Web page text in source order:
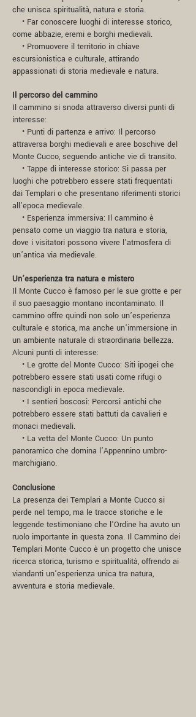
che unisca spiritualità, natura e storia.
• Far conoscere luoghi di interesse storico,
come abbazie, eremi e borghi medievali.
• Promuovere il territorio in chiave
escursionistica e culturale, attirando
appassionati di storia medievale e natura.
Il percorso del cammino
Il cammino si snoda attraverso diversi punti di
interesse:
• Punti di partenza e arrivo: Il percorso
attraversa borghi medievali e aree boschive del
Monte Cucco, seguendo antiche vie di transito.
• Tappe di interesse storico: Si passa per
luoghi che potrebbero essere stati frequentati
dai Templari o che presentano riferimenti storici
all’epoca medievale.
• Esperienza immersiva: Il cammino è
pensato come un viaggio tra natura e storia,
dove i visitatori possono vivere l’atmosfera di
un’antica via medievale.
Un’esperienza tra natura e mistero
Il Monte Cucco è famoso per le sue grotte e per
il suo paesaggio montano incontaminato. Il
cammino offre quindi non solo un’esperienza
culturale e storica, ma anche un’immersione in
un ambiente naturale di straordinaria bellezza.
Alcuni punti di interesse:
• Le grotte del Monte Cucco: Siti ipogei che
potrebbero essere stati usati come rifugi o
nascondigli in epoca medievale.
• I sentieri boscosi: Percorsi antichi che
potrebbero essere stati battuti da cavalieri e
monaci medievali.
• La vetta del Monte Cucco: Un punto
panoramico che domina l’Appennino umbro-
marchigiano.
Conclusione
La presenza dei Templari a Monte Cucco si
perde nel tempo, ma le tracce storiche e le
leggende testimoniano che l’Ordine ha avuto un
ruolo importante in questa zona. Il Cammino dei
Templari Monte Cucco è un progetto che unisce
ricerca storica, turismo e spiritualità, offrendo ai
viandanti un’esperienza unica tra natura,
avventura e storia medievale.